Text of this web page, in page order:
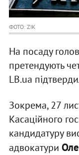
ФОТО: ZIK
На посаду
претендують
LB.ua
Зокрема, 27
Касаційного
кандидатуру
адвокатури